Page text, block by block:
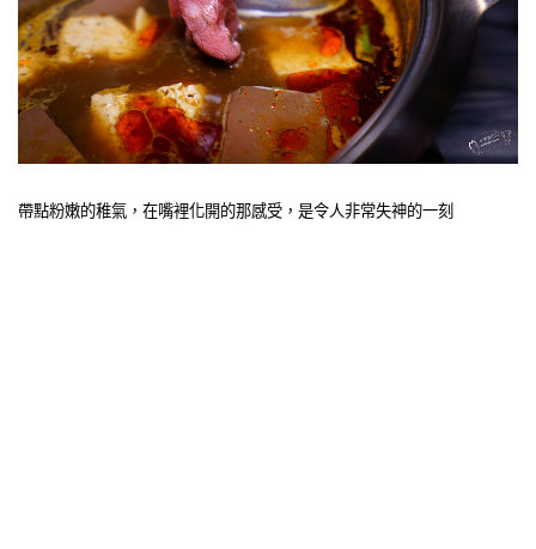
帶點粉嫩的稚氣，在嘴裡化開的那感受，是令人非常失神的一刻